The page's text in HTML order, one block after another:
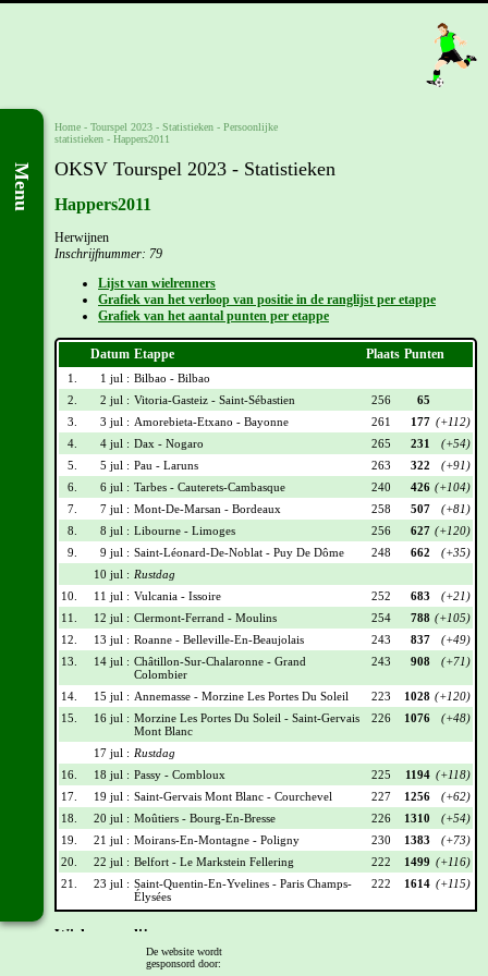
Menu
Home - Tourspel 2023 - Statistieken - Persoonlijke
statistieken - Happers2011
OKSV Tourspel 2023 - Statistieken
Happers2011
Herwijnen
Inschrijfnummer: 79
Lijst van wielrenners
Grafiek van het verloop van positie in de ranglijst per etappe
Grafiek van het aantal punten per etappe
Datum Etappe Plaats Punten
1. 1 jul : Bilbao - Bilbao
2.
2 jul : Vitoria-Gasteiz - Saint-Sébastien 256
65
3.
3 jul : Amorebieta-Etxano - Bayonne 261 177 (+112)
4.
4 jul : Dax - Nogaro 265 231
(+54)
5.
5 jul : Pau - Laruns 263 322
(+91)
6.
6 jul : Tarbes - Cauterets-Cambasque 240 426 (+104)
7.
7 jul : Mont-De-Marsan - Bordeaux 258 507
(+81)
8.
8 jul : Libourne - Limoges 256 627 (+120)
9.
9 jul : Saint-Léonard-De-Noblat - Puy De Dôme 248 662
(+35)
10 jul : Rustdag
10.
11 jul : Vulcania - Issoire 252 683
(+21)
11.
12 jul : Clermont-Ferrand - Moulins 254 788 (+105)
12.
13 jul : Roanne - Belleville-En-Beaujolais 243 837
(+49)
13.
14 jul : Châtillon-Sur-Chalaronne - Grand
Colombier
243 908 (+71)
14. 15 jul : Annemasse - Morzine Les Portes Du Soleil 223 1028 (+120)
15.
16 jul : Morzine Les Portes Du Soleil - Saint-Gervais
Mont Blanc
226 1076 (+48)
17 jul : Rustdag
16.
18 jul : Passy - Combloux 225 1194 (+118)
17.
19 jul : Saint-Gervais Mont Blanc - Courchevel 227 1256
(+62)
18.
20 jul : Moûtiers - Bourg-En-Bresse 226 1310
(+54)
19.
21 jul : Moirans-En-Montagne - Poligny 230 1383
(+73)
20.
22 jul : Belfort - Le Markstein Fellering 222 1499 (+116)
21.
23 jul : Saint-Quentin-En-Yvelines - Paris Champs-
Élysées
222 1614 (+115)
Wielrennerslijst
De website wordt
gesponsord door: